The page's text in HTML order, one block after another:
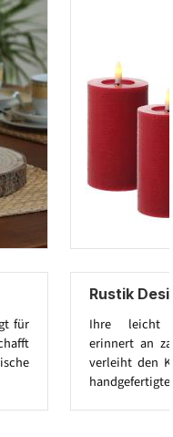
für
Rustik
Ihre leicht
erinnert an
verleiht den